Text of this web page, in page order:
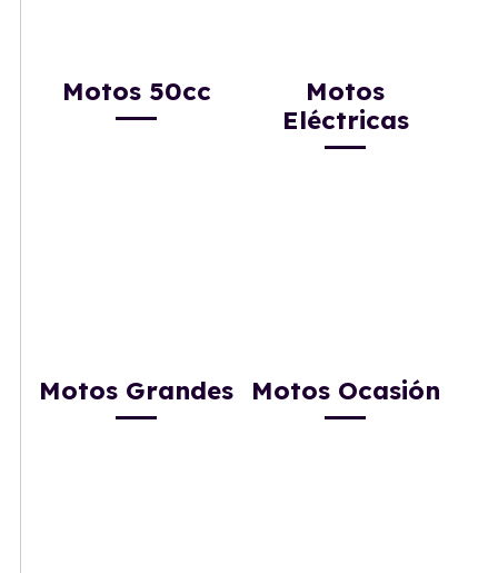
Motos 50cc
Motos
Eléctricas
Motos Grandes Motos Ocasión